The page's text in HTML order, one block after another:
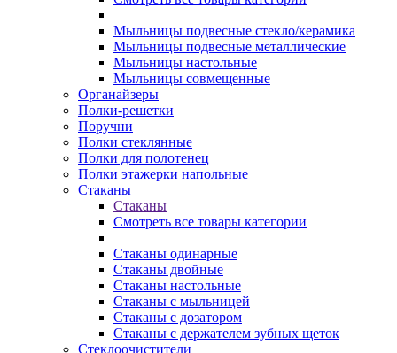
Мыльницы подвесные стекло/керамика
Мыльницы подвесные металлические
Мыльницы настольные
Мыльницы совмещенные
Органайзеры
Полки-решетки
Поручни
Полки стеклянные
Полки для полотенец
Полки этажерки напольные
Стаканы
Стаканы
Смотреть все товары категории
Стаканы одинарные
Стаканы двойные
Стаканы настольные
Стаканы с мыльницей
Стаканы с дозатором
Стаканы с держателем зубных щеток
Стеклоочистители